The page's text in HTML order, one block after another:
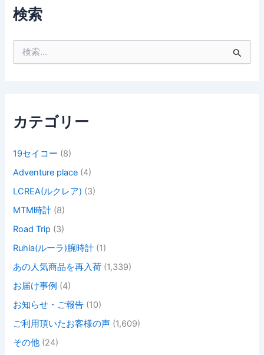
検索
カテゴリー
19セイコー (8)
Adventure place (4)
LCREA(ルクレア) (3)
MTM時計 (8)
Road Trip (3)
Ruhla(ルーラ)腕時計 (1)
あの人気商品を再入荷 (1,339)
お届け事例 (4)
お知らせ・ご報告 (10)
ご利用頂いたお客様の声 (1,609)
その他 (24)